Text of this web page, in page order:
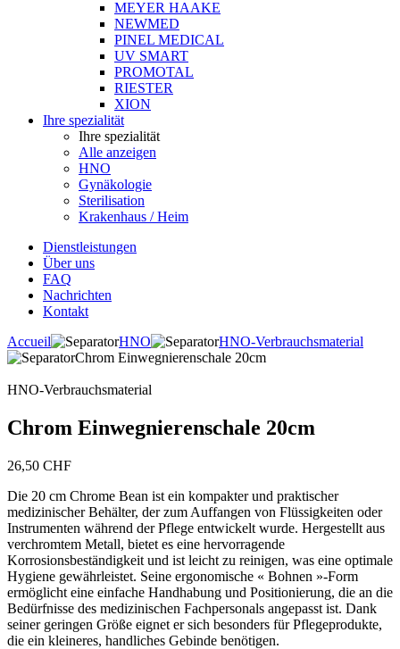
MEYER HAAKE
NEWMED
PINEL MEDICAL
UV SMART
PROMOTAL
RIESTER
XION
Ihre spezialität
Ihre spezialität
Alle anzeigen
HNO
Gynäkologie
Sterilisation
Krakenhaus / Heim
Dienstleistungen
Über uns
FAQ
Nachrichten
Kontakt
Accueil
HNO
HNO-Verbrauchsmaterial
Chrom Einwegnierenschale 20cm
HNO-Verbrauchsmaterial
Chrom Einwegnierenschale 20cm
26,50 CHF
Die 20 cm Chrome Bean ist ein kompakter und praktischer
medizinischer Behälter, der zum Auffangen von Flüssigkeiten oder
Instrumenten während der Pflege entwickelt wurde. Hergestellt aus
verchromtem Metall, bietet es eine hervorragende
Korrosionsbeständigkeit und ist leicht zu reinigen, was eine optimale
Hygiene gewährleistet. Seine ergonomische « Bohnen »-Form
ermöglicht eine einfache Handhabung und Positionierung, die an die
Bedürfnisse des medizinischen Fachpersonals angepasst ist. Dank
seiner geringen Größe eignet er sich besonders für Pflegeprodukte,
die ein kleineres, handliches Gebinde benötigen.